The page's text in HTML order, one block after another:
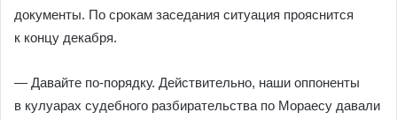
документы. По срокам заседания ситуация прояснится
к концу декабря.
— Давайте по-порядку. Действительно, наши оппоненты
в кулуарах судебного разбирательства по Мораесу давали